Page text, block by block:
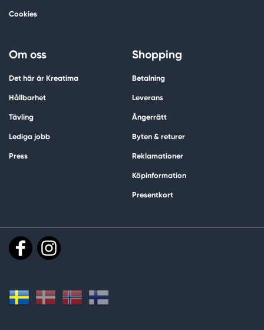
Cookies
Om oss
Det här är Kreatima
Hållbarhet
Tävling
Lediga jobb
Press
Shopping
Betalning
Leverans
Ångerrätt
Byten & returer
Reklamationer
Köpinformation
Presentkort